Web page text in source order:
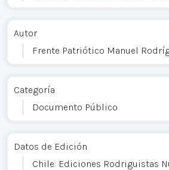
Autor
Frente Patriótico Manuel
Categoría
Documento Público
Datos de Edición
Chile: Ediciones Rodriguistas